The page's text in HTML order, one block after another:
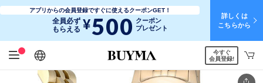
アプリからの会員登録ですぐに使えるクーポンGET！
全員必ず
もらえる ¥500 クーポン
プレゼント
詳しくは
こちらから
日本語
English
简体中文
繁體中文
今すぐ
会員登録!